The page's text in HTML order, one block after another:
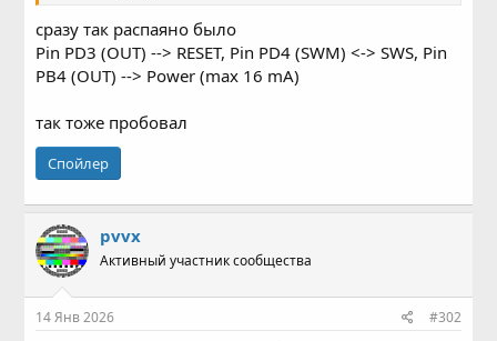
сразу так распаяно было
Pin PD3 (OUT) --> RESET, Pin PD4 (SWM) <-> SWS, Pin
PB4 (OUT) --> Power (max 16 mA)
так тоже пробовал
Спойлер
pvvx
Активный участник сообщества
14 Янв 2026 #302